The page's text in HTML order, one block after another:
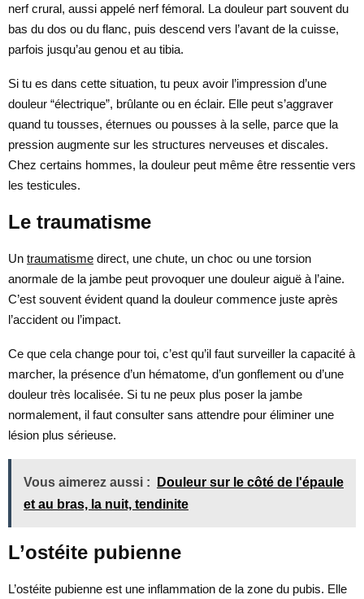
nerf crural, aussi appelé nerf fémoral. La douleur part souvent du
bas du dos ou du flanc, puis descend vers l’avant de la cuisse,
parfois jusqu’au genou et au tibia.
Si tu es dans cette situation, tu peux avoir l’impression d’une
douleur “électrique”, brûlante ou en éclair. Elle peut s’aggraver
quand tu tousses, éternues ou pousses à la selle, parce que la
pression augmente sur les structures nerveuses et discales.
Chez certains hommes, la douleur peut même être ressentie vers
les testicules.
Le traumatisme
Un traumatisme direct, une chute, un choc ou une torsion
anormale de la jambe peut provoquer une douleur aiguë à l’aine.
C’est souvent évident quand la douleur commence juste après
l’accident ou l’impact.
Ce que cela change pour toi, c’est qu’il faut surveiller la capacité à
marcher, la présence d’un hématome, d’un gonflement ou d’une
douleur très localisée. Si tu ne peux plus poser la jambe
normalement, il faut consulter sans attendre pour éliminer une
lésion plus sérieuse.
Vous aimerez aussi :
Douleur sur le côté de l'épaule
et au bras, la nuit, tendinite
L’ostéite pubienne
L’ostéite pubienne est une inflammation de la zone du pubis. Elle